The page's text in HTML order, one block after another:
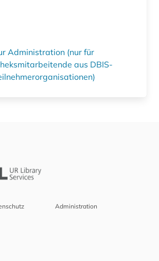
Administration (nur für
aus DBIS-
Administration